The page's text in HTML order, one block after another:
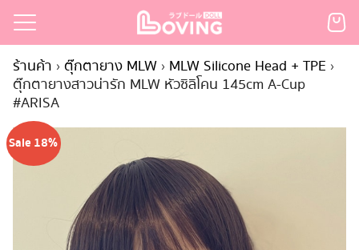
Skip
content
ก
for:
ร้านค้า › ตุ๊กตายาง MLW › MLW Silicone Head + TPE ›
ตุ๊กตายางสาวน่ารัก MLW หัวซิลิโคน 145cm A-Cup
#ARISA
Sale 18%